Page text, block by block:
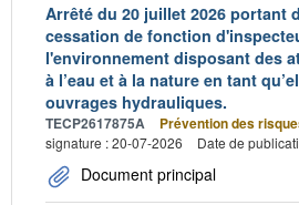
Arrêté du 20 juillet 2026 portant
cessation de fonction
l'environnement disposant des
à l’eau et à la nature en tant
ouvrages hydrauliques.
TECP2617875A Prévention des
signature : 20-07-2026
Date de
Document principal